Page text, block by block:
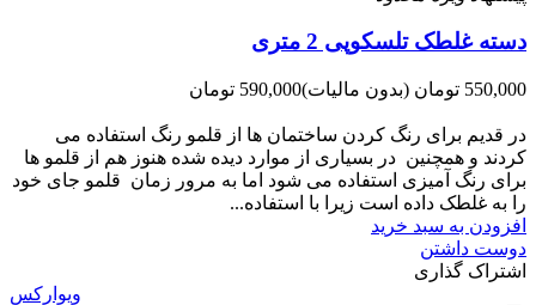
دسته غلطک تلسکوپی 2 متری
550,000 تومان (بدون مالیات)590,000 تومان
در قدیم برای رنگ کردن ساختمان ها از قلمو رنگ استفاده می
کردند و همچنین در بسیاری از موارد دیده شده هنوز هم از قلمو ها
برای رنگ آمیزی استفاده می شود اما به مرور زمان قلمو جای خود
را به غلطک داده است زیرا با استفاده...
افزودن به سبد خرید
دوست داشتن
اشتراک گذاری
ویوارکس